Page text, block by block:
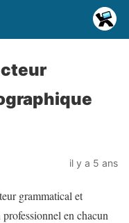
il y a 5 ans
grammatical et
en chacun